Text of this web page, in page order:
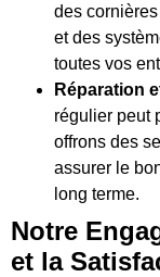
des
et des
toutes vos
Réparation
régulier peut
offrons des
assurer le
long terme.
Notre
et la